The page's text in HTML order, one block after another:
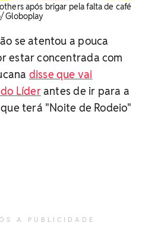
após brigar pela falta de café
Globoplay
se atentou a pouca
estar concentrada com
disse que vai
Líderantes de ir para a
terá "Noite de Rodeio"
A PUBLICIDADE